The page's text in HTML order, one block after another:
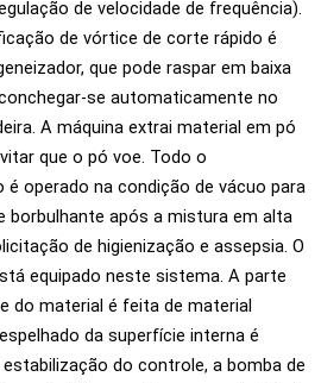
de velocidade de frequência).
de vórtice de corte rápido é
que pode raspar em baixa
se automaticamente no
A máquina extrai material em pó
que o pó voe. Todo o
operado na condição de vácuo para
borbulhante após a mistura em alta
de higienização e assepsia. O
equipado neste sistema. A parte
do material é feita de material
da superfície interna é
estabilização do controle, a bomba de